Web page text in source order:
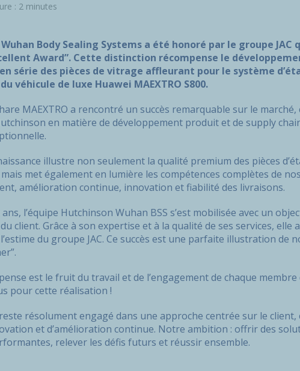
: 2 minutes
Body Sealing Systems a été honoré par le groupe JAC
Award”. Cette distinction récompense le
série des pièces de vitrage affleurant pour le système
véhicule de luxe Huawei MAEXTRO S800.
MAEXTRO a rencontré un succès remarquable sur le
en matière de développement produit et de supply
illustre non seulement la qualité premium des pièces
met également en lumière les compétences complètes de
amélioration continue, innovation et fiabilité des livraisons.
l’équipe Hutchinson Wuhan BSS s’est mobilisée avec un
client. Grâce à son expertise et à la qualité de ses services, elle
du groupe JAC. Ce succès est une parfaite illustration de
est le fruit du travail et de l’engagement de chaque membre
pour cette réalisation !
résolument engagé dans une approche centrée sur le
et d’amélioration continue. Notre ambition : offrir des
relever les défis futurs et réussir ensemble.